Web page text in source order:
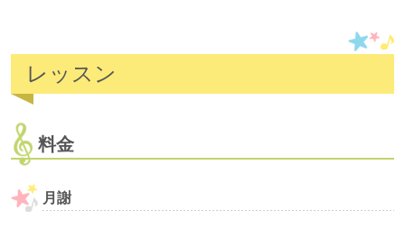
レッスン
料金
月謝